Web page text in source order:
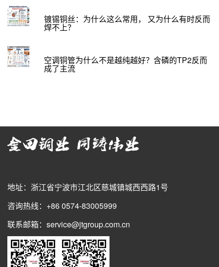
镀锡铜丝：为什么这么常用， 又为什么有时反而
焊不上？
空调铜管为什么不是越纯越好？含磷的TP2反而
成了主流
地址：浙江省宁波市江北区慈城镇城西西路1号
咨询热线：+86 0574-83005999
联系邮箱：service@jtgroup.com.cn